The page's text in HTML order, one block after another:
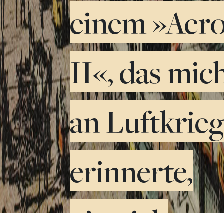
einem
II«, das
an Luftkrieg
erinnerte,